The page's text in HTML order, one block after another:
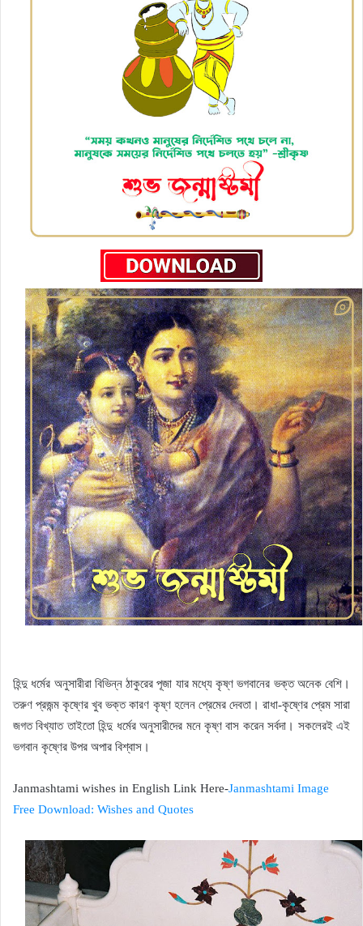
হিন্দু ধর্মের অনুসারীরা বিভিন্ন ঠাকুরের পূজা যার মধ্যে কৃষ্ণ ভগবানের ভক্ত অনেক বেশি।
তরুণ প্রজন্ম কৃষ্ণের খুব ভক্ত কারণ কৃষ্ণ হলেন প্রেমের দেবতা। রাধা-কৃষ্ণের প্রেম সারা
জগত বিখ্যাত তাইতো হিন্দু ধর্মের অনুসারীদের মনে কৃষ্ণ বাস করেন সর্বদা। সকলেরই এই
ভগবান কৃষ্ণের উপর অপার বিশ্বাস।
Janmashtami wishes in English Link Here-Janmashtami Image
Free Download: Wishes and Quotes